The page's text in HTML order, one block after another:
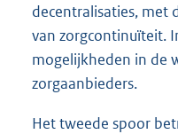
decentralisaties, met
van zorgcontinuïteit.
mogelijkheden in de
zorgaanbieders.
Het tweede spoor